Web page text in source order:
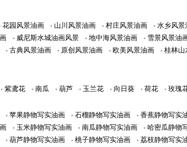
花园风景油画 山川风景油画 村庄风景油画 水乡风景
威尼斯水城油画风景 地中海风景油画 雪景风景油
古典风景油画 原创风景油画 欧美风景油画 桂林山
紫鸢花 南瓜 葫芦 玉兰花 向日葵 荷花 玫瑰
苹果静物写实油画 石榴静物写实油画 香蕉静物写实
玉米静物写实油画 南瓜静物写实油画 哈密瓜静物
葫芦静物写实油画 桃子静物写实油画 荔枝静物写实